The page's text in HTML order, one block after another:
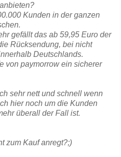
Kunden in der ganzen
gefällt das ab 59,95 Euro der
Rücksendung, bei nicht
Deutschlands.
von paymorrow ein sicherer
sehr nett und schnell wenn
hier noch um die Kunden
überall der Fall ist.
zum Kauf anregt?;)